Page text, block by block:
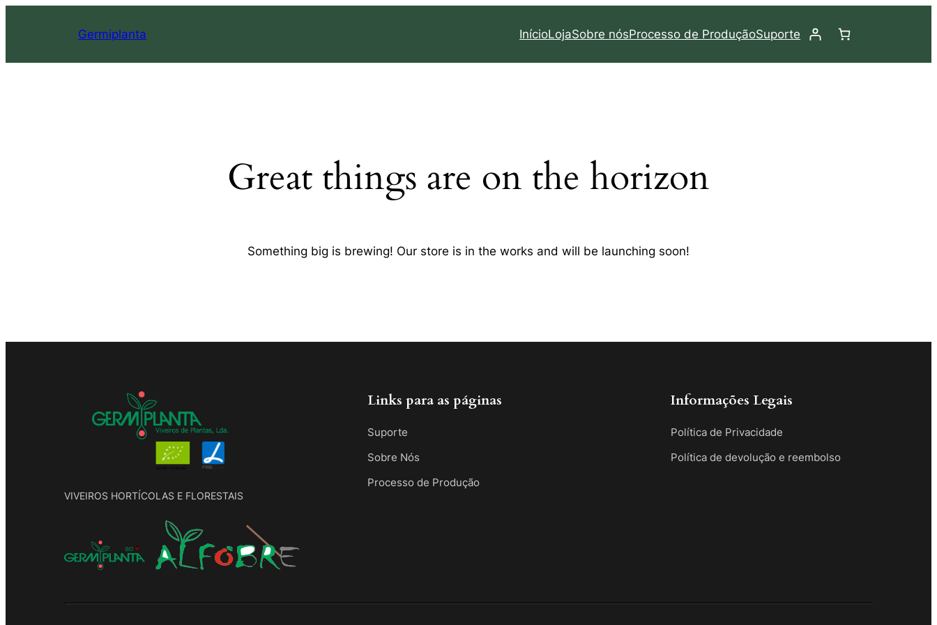
Germiplanta InícioLojaSobre nósProcesso de ProduçãoSuporte
Great things are on the horizon
Something big is brewing! Our store is in the works and will be launching soon!
VIVEIROS HORTÍCOLAS E FLORESTAIS
Links para as páginas
Suporte
Sobre Nós
Processo de Produção
Informações Legais
Política de Privacidade
Política de devolução e reembolso